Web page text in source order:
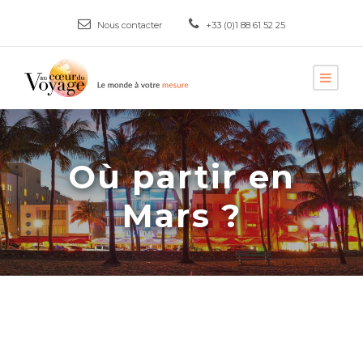
Nous contacter +33 (0)1 88 61 52 25
Où partir en
Mars ?